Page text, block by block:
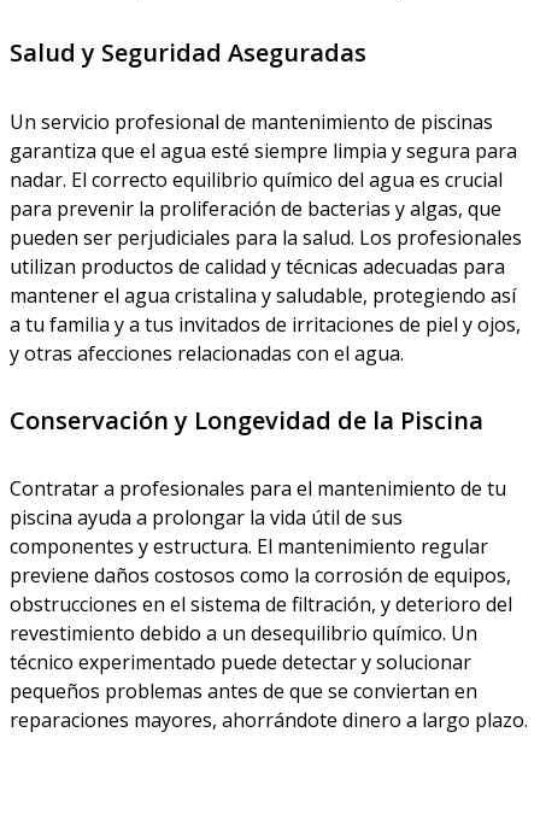
Salud y Seguridad Aseguradas
Un servicio profesional de mantenimiento de piscinas
garantiza que el agua esté siempre limpia y segura para
nadar. El correcto equilibrio químico del agua es crucial
para prevenir la proliferación de bacterias y algas, que
pueden ser perjudiciales para la salud. Los profesionales
utilizan productos de calidad y técnicas adecuadas para
mantener el agua cristalina y saludable, protegiendo así
a tu familia y a tus invitados de irritaciones de piel y ojos,
y otras afecciones relacionadas con el agua.
Conservación y Longevidad de la Piscina
Contratar a profesionales para el mantenimiento de tu
piscina ayuda a prolongar la vida útil de sus
componentes y estructura. El mantenimiento regular
previene daños costosos como la corrosión de equipos,
obstrucciones en el sistema de filtración, y deterioro del
revestimiento debido a un desequilibrio químico. Un
técnico experimentado puede detectar y solucionar
pequeños problemas antes de que se conviertan en
reparaciones mayores, ahorrándote dinero a largo plazo.